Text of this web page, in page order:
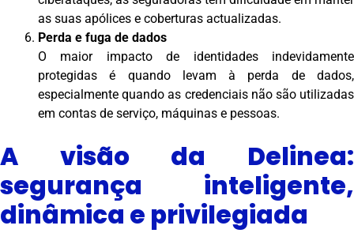
as suas apólices e coberturas actualizadas.
Perda e fuga de dados
O maior impacto de identidades indevidamente
protegidas é quando levam à perda de dados,
especialmente quando as credenciais não são utilizadas
em contas de serviço, máquinas e pessoas.
A visão da Delinea:
segurança inteligente,
dinâmica e privilegiada